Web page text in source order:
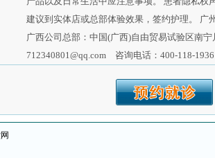
建议到实体店或总部体验效果，签约护理。
广西公司总部：中国(广西)自由贸易试验区南
712340801@qq.com 咨询电话：400-118-1936